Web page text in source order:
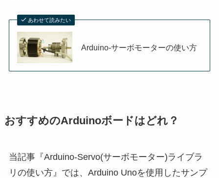
あわせて読みたい
Arduino-サーボモーターの使い方
おすすめのArduinoボードはどれ？
当記事『Arduino-Servo(サーボモーター)ライブラ
リの使い方』では、Arduino Unoを使用したサンプ